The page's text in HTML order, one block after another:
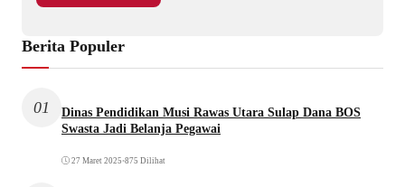
Berita Populer
01
Dinas Pendidikan Musi Rawas Utara Sulap Dana BOS
Swasta Jadi Belanja Pegawai
27 Maret 2025 •875 Dilihat